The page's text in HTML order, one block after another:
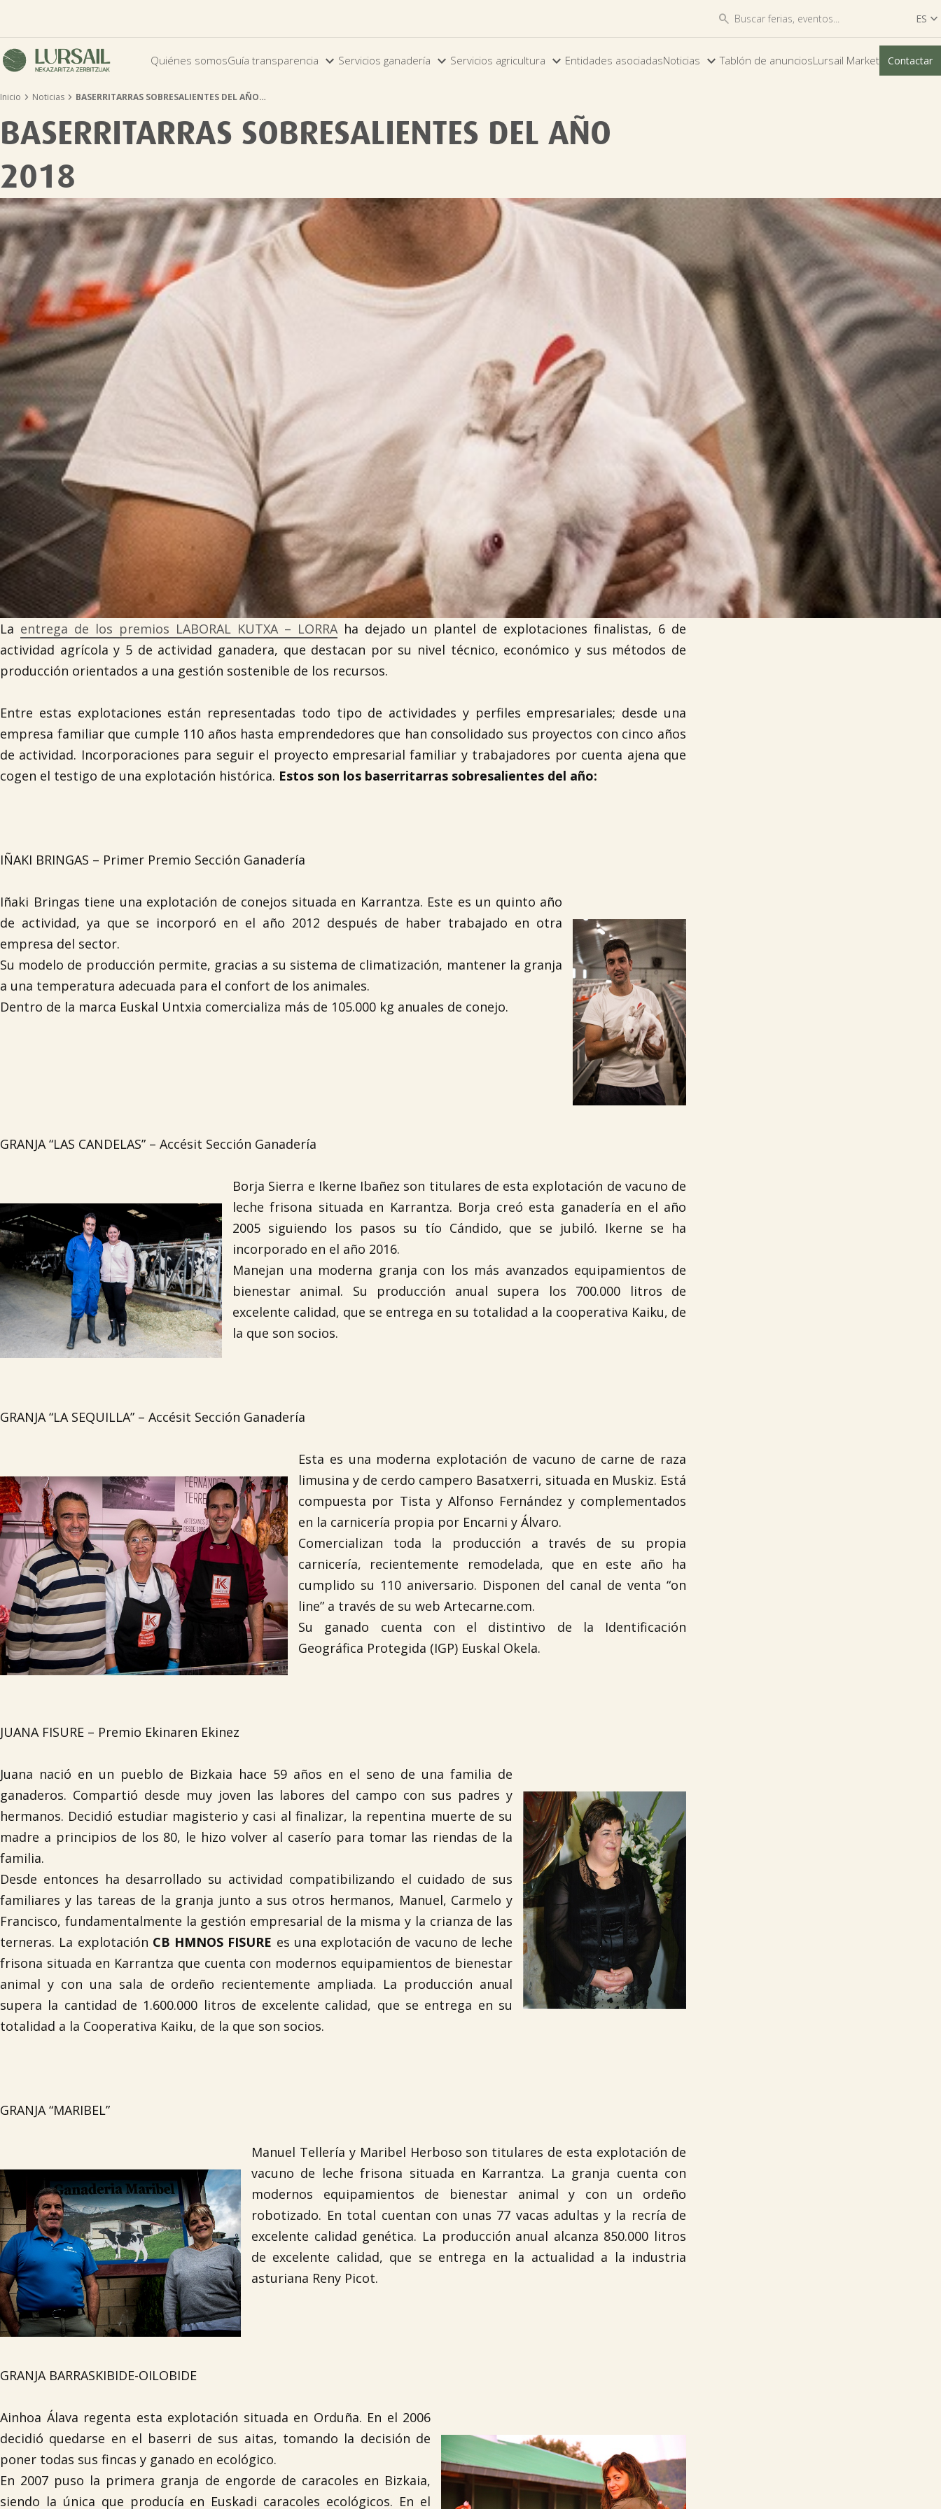

 ES 
ES
EU
Quiénes somosGuía transparencia  Servicios ganadería  Servicios agricultura  Entidades asociadasNoticias Tablón de anunciosLursail Market Contactar
Inicio  Noticias  BASERRITARRAS SOBRESALIENTES DEL AÑO…
BASERRITARRAS SOBRESALIENTES DEL AÑO
2018
La entrega de los premios LABORAL KUTXA – LORRAha dejado un plantel de explotaciones finalistas, 6 de
actividad agrícola y 5 de actividad ganadera, que destacan por su nivel técnico, económico y sus métodos de
producción orientados a una gestión sostenible de los recursos.
Entre estas explotaciones están representadas todo tipo de actividades y perfiles empresariales; desde una
empresa familiar que cumple 110 años hasta emprendedores que han consolidado sus proyectos con cinco años
de actividad. Incorporaciones para seguir el proyecto empresarial familiar y trabajadores por cuenta ajena que
cogen el testigo de una explotación histórica. Estos son los baserritarras sobresalientes del año:
IÑAKI BRINGAS – Primer Premio Sección Ganadería
Iñaki Bringas tiene una explotación de conejos situada en Karrantza. Este es un quinto año
de actividad, ya que se incorporó en el año 2012 después de haber trabajado en otra
empresa del sector.
Su modelo de producción permite, gracias a su sistema de climatización, mantener la granja
a una temperatura adecuada para el confort de los animales.
Dentro de la marca Euskal Untxia comercializa más de 105.000 kg anuales de conejo.
GRANJA “LAS CANDELAS” – Accésit Sección Ganadería
Borja Sierra e Ikerne Ibañez son titulares de esta explotación de vacuno de
leche frisona situada en Karrantza. Borja creó esta ganadería en el año
2005 siguiendo los pasos su tío Cándido, que se jubiló. Ikerne se ha
incorporado en el año 2016.
Manejan una moderna granja con los más avanzados equipamientos de
bienestar animal. Su producción anual supera los 700.000 litros de
excelente calidad, que se entrega en su totalidad a la cooperativa Kaiku, de
la que son socios.
GRANJA “LA SEQUILLA” – Accésit Sección Ganadería
Esta es una moderna explotación de vacuno de carne de raza
limusina y de cerdo campero Basatxerri, situada en Muskiz. Está
compuesta por Tista y Alfonso Fernández y complementados
en la carnicería propia por Encarni y Álvaro.
Comercializan toda la producción a través de su propia
carnicería, recientemente remodelada, que en este año ha
cumplido su 110 aniversario. Disponen del canal de venta “on
line” a través de su web Artecarne.com.
Su ganado cuenta con el distintivo de la Identificación
Geográfica Protegida (IGP) Euskal Okela.
JUANA FISURE – Premio Ekinaren Ekinez
Juana nació en un pueblo de Bizkaia hace 59 años en el seno de una familia de
ganaderos. Compartió desde muy joven las labores del campo con sus padres y
hermanos. Decidió estudiar magisterio y casi al finalizar, la repentina muerte de su
madre a principios de los 80, le hizo volver al caserío para tomar las riendas de la
familia.
Desde entonces ha desarrollado su actividad compatibilizando el cuidado de sus
familiares y las tareas de la granja junto a sus otros hermanos, Manuel, Carmelo y
Francisco, fundamentalmente la gestión empresarial de la misma y la crianza de las
terneras. La explotación CB HMNOS FISURE es una explotación de vacuno de leche
frisona situada en Karrantza que cuenta con modernos equipamientos de bienestar
animal y con una sala de ordeño recientemente ampliada. La producción anual
supera la cantidad de 1.600.000 litros de excelente calidad, que se entrega en su
totalidad a la Cooperativa Kaiku, de la que son socios.
GRANJA “MARIBEL”
Manuel Tellería y Maribel Herboso son titulares de esta explotación de
vacuno de leche frisona situada en Karrantza. La granja cuenta con
modernos equipamientos de bienestar animal y con un ordeño
robotizado. En total cuentan con unas 77 vacas adultas y la recría de
excelente calidad genética. La producción anual alcanza 850.000 litros
de excelente calidad, que se entrega en la actualidad a la industria
asturiana Reny Picot.
GRANJA BARRASKIBIDE-OILOBIDE
Ainhoa Álava regenta esta explotación situada en Orduña. En el 2006
decidió quedarse en el baserri de sus aitas, tomando la decisión de
poner todas sus fincas y ganado en ecológico.
En 2007 puso la primera granja de engorde de caracoles en Bizkaia,
siendo la única que producía en Euskadi caracoles ecológicos. En el